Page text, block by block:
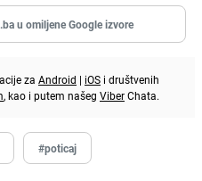
u omiljene Google izvore
za Android | iOS i društvenih
, kao i putem našeg ViberChata.
#poticaj